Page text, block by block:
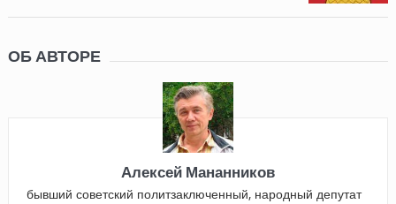
ОБ АВТОРЕ
Алексей Мананников
бывший советский политзаключенный, народный депутат